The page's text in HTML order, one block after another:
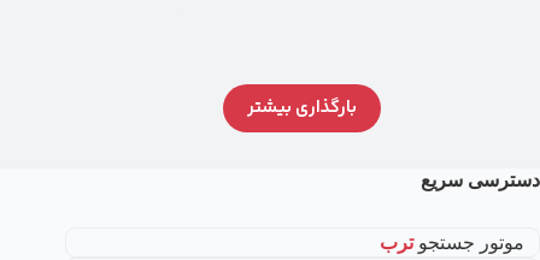
بارگذاری بیشتر
دسترسی سریع
موتور جستجوترب